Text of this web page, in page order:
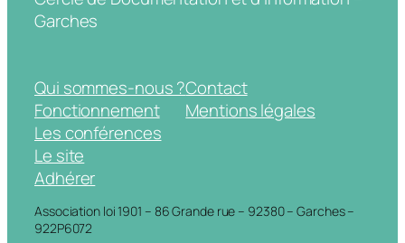
Garches
Qui sommes-nous ?
Fonctionnement
Les conférences
Le site
Adhérer
Contact
Mentions légales
Association loi 1901 – 86 Grande rue – 92380 – Garches –
922P6072